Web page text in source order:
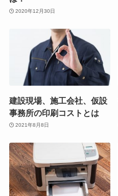
2020年12月30日
建設現場、施工会社、仮設
事務所の印刷コストとは
2021年8月8日